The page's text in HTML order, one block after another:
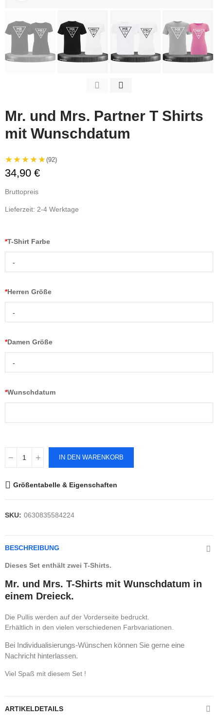
Mr. und Mrs. Partner T Shirts
mit Wunschdatum
★★★★★(92)
34,90 €
Bruttopreis
Lieferzeit: 2-4 Werktage
*T-Shirt Farbe
-
*Herren Größe
-
*Damen Größe
-
*Wunschdatum
IN DEN WARENKORB
Größentabelle & Eigenschaften
SKU: 0630835584224
BESCHREIBUNG
Dieses Set enthält zwei T-Shirts.
Mr. und Mrs. T-Shirts mit Wunschdatum in
einem Dreieck.
Die Pullis werden auf der Vorderseite bedruckt.
Erhältlich in den vielen verschiedenen Farbvariationen.
Bei Individualisierungs-Wünschen können Sie gerne eine
Nachricht hinterlassen.
Viel Spaß mit diesem Set !
ARTIKELDETAILS